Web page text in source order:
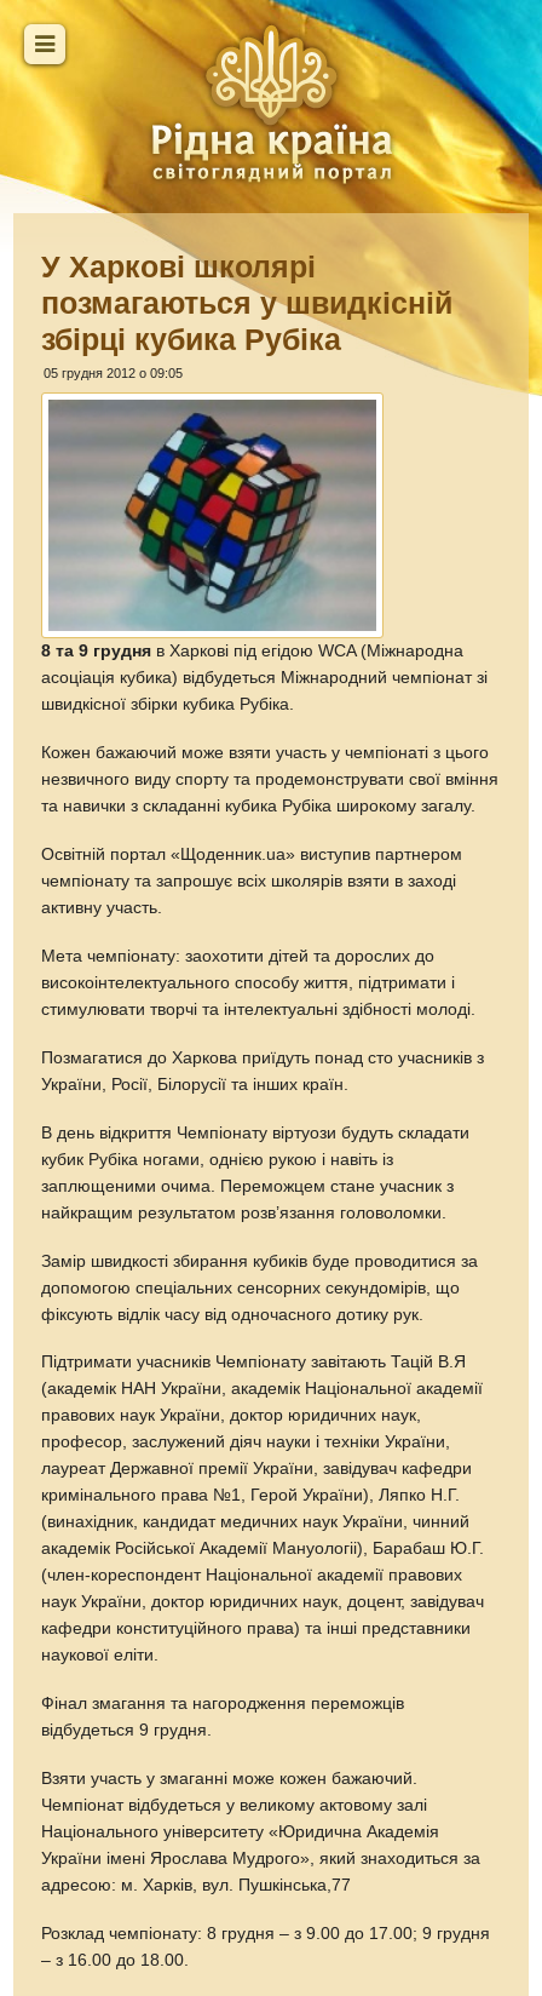
У Харкові школярі
позмагаються у швидкісній
збірці кубика Рубіка
05 грудня 2012 о 09:05
8 та 9 грудня в Харкові під егідою WCA (Міжнародна
асоціація кубика) відбудеться Міжнародний чемпіонат зі
швидкісної збірки кубика Рубіка.
Кожен бажаючий може взяти участь у чемпіонаті з цього
незвичного виду спорту та продемонструвати свої вміння
та навички з складанні кубика Рубіка широкому загалу.
Освітній портал «Щоденник.ua» виступив партнером
чемпіонату та запрошує всіх школярів взяти в заході
активну участь.
Мета чемпіонату: заохотити дітей та дорослих до
високоінтелектуального способу життя, підтримати і
стимулювати творчі та інтелектуальні здібності молоді.
Позмагатися до Харкова приїдуть понад сто учасників з
України, Росії, Білорусії та інших країн.
В день відкриття Чемпіонату віртуози будуть складати
кубик Рубіка ногами, однією рукою і навіть із
заплющеними очима. Переможцем стане учасник з
найкращим результатом розв’язання головоломки.
Замір швидкості збирання кубиків буде проводитися за
допомогою спеціальних сенсорних секундомірів, що
фіксують відлік часу від одночасного дотику рук.
Підтримати учасників Чемпіонату завітають Тацій В.Я
(академік НАН України, академік Національної академії
правових наук України, доктор юридичних наук,
професор, заслужений діяч науки і техніки України,
лауреат Державної премії України, завідувач кафедри
кримінального права №1, Герой України), Ляпко Н.Г.
(винахідник, кандидат медичних наук України, чинний
академік Російської Академії Мануологіі), Барабаш Ю.Г.
(член-кореспондент Національної академії правових
наук України, доктор юридичних наук, доцент, завідувач
кафедри конституційного права) та інші представники
наукової еліти.
Фінал змагання та нагородження переможців
відбудеться 9 грудня.
Взяти участь у змаганні може кожен бажаючий.
Чемпіонат відбудеться у великому актовому залі
Національного університету «Юридична Академія
України імені Ярослава Мудрого», який знаходиться за
адресою: м. Харків, вул. Пушкінська,77
Розклад чемпіонату: 8 грудня – з 9.00 до 17.00; 9 грудня
– з 16.00 до 18.00.